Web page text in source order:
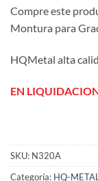
Compre este
Montura para
HQMetal alta
EN
SKU: N320A
Categoría: HQ-METAL